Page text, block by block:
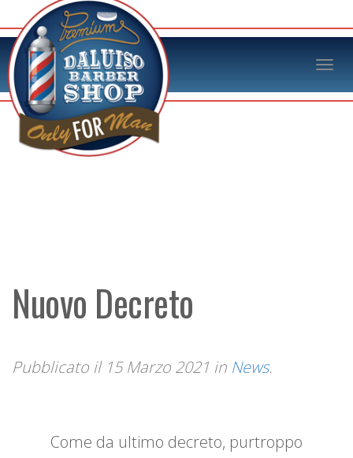
Nuovo Decreto
Pubblicato il 15 Marzo 2021 in News.
Come da ultimo decreto, purtroppo